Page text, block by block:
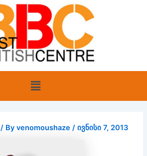
Menu
/ Byvenomoushaze/ივნისი 7, 2013